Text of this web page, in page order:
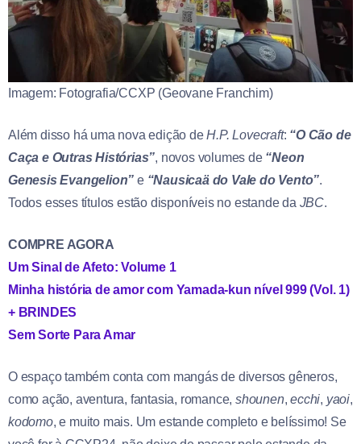
Imagem: Fotografia/CCXP (Geovane Franchim)
Além disso há uma nova edição deH.P. Lovecraft: “O Cão de
Caça e Outras Histórias”, novos volumes de “Neon
Genesis Evangelion” e “Nausicaä do Vale do Vento”.
Todos esses títulos estão disponíveis no estande da JBC.
COMPRE AGORA
Um Sinal de Afeto: Volume 1
Minha história de amor com Yamada-kun nível 999 (Vol. 1)
+ BRINDES
Sem Sorte Para Amar
O espaço também conta com mangás de diversos gêneros,
como ação, aventura, fantasia, romance,shounen,ecchi, yaoi,
kodomo, e muito mais. Um estande completo e belíssimo! Se